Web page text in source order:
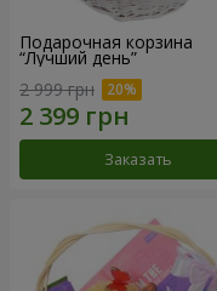
Подарочная корзина
“Лучший день”
2 999 грн
Заказать